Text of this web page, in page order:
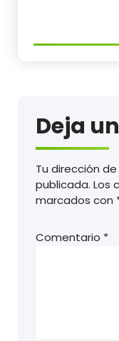
Deja
Tu dirección
publicada. Los
marcados con
Comentario *